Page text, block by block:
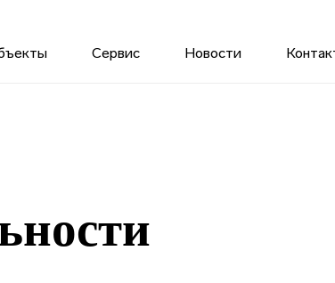
Сервис Новости